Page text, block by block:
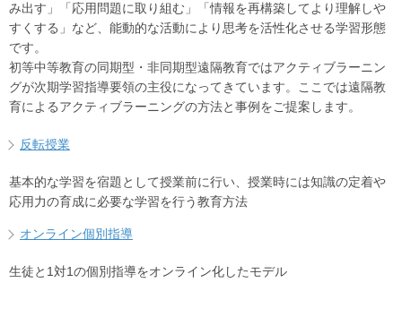
み出す」「応用問題に取り組む」「情報を再構築してより理解しや
すくする」など、能動的な活動により思考を活性化させる学習形態
です。
初等中等教育の同期型・非同期型遠隔教育ではアクティブラーニン
グが次期学習指導要領の主役になってきています。ここでは遠隔教
育によるアクティブラーニングの方法と事例をご提案します。
反転授業
基本的な学習を宿題として授業前に行い、授業時には知識の定着や
応用力の育成に必要な学習を行う教育方法
オンライン個別指導
生徒と1対1の個別指導をオンライン化したモデル